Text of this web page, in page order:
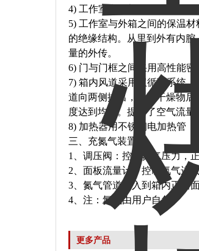
4) 工作室内搁架可随用户的要
5) 工作室与外箱之间的保温
的绝缘结构。从里到外有内
量的外传。
6) 门与门框之间采用高性能
7) 箱内风道采用双循环系统
道向两侧排出，经过干燥物
度达到均匀。提高了空气流
8) 加热器用不锈钢电加热管，
三、充氮气装置
1、调压阀：控制氮气压力，
2、面板流量计：控制氮气进
3、氮气管道进入到箱内正后
4、注：氮气由用户自备。
更多产品